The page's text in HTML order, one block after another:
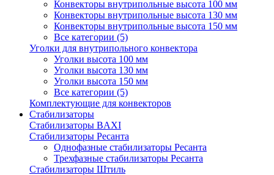
Конвекторы внутрипольные высота 100 мм
Конвекторы внутрипольные высота 130 мм
Конвекторы внутрипольные высота 150 мм
Все категории (5)
Уголки для внутрипольного конвектора
Уголки высота 100 мм
Уголки высота 130 мм
Уголки высота 150 мм
Все категории (5)
Комплектующие для конвекторов
Стабилизаторы
Стабилизаторы BAXI
Стабилизаторы Ресанта
Однофазные стабилизаторы Ресанта
Трехфазные стабилизаторы Ресанта
Стабилизаторы Штиль